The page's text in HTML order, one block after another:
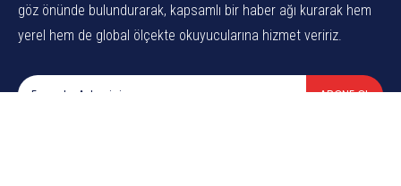
göz önünde bulundurarak, kapsamlı bir haber ağı kurarak hem
yerel hem de global ölçekte okuyucularına hizmet veririz.
ABONE OL